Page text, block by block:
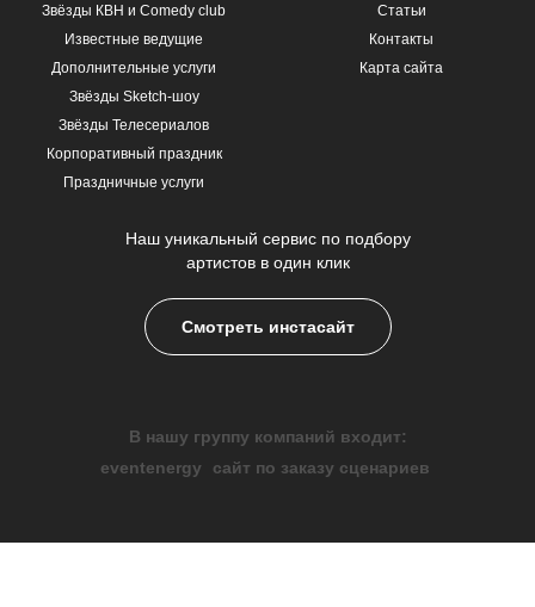
Звёзды КВН и Comedy club
Известные ведущие
Дополнительные услуги
Звёзды Sketch-шоу
Звёзды Телесериалов
Корпоративный праздник
Праздничные услуги
Статьи
Контакты
Карта сайта
Наш уникальный сервис по подбору
артистов в один клик
Смотреть инстасайт
В нашу группу компаний входит:
eventenergy
сайт по заказу сценариев